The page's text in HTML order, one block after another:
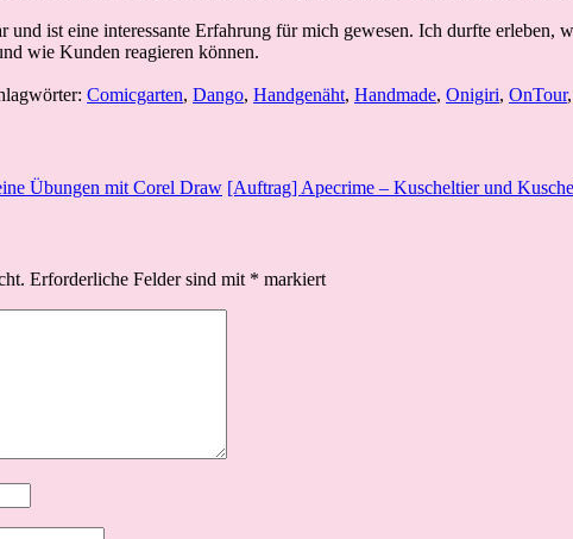
ist eine interessante Erfahrung für mich gewesen. Ich durfte erleben,
wie Kunden reagieren können.
Comicgarten, Dango, Handgenäht, Handmade, Onigiri, OnTour,
Übungen mit Corel Draw [Auftrag] Apecrime – Kuscheltier und
Erforderliche Felder sind mit * markiert